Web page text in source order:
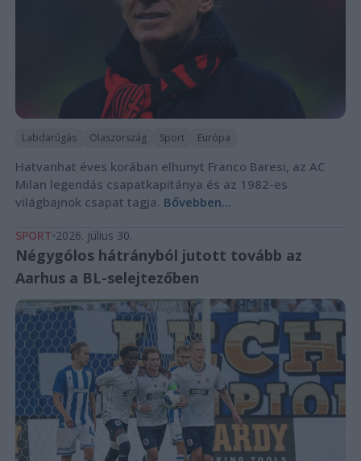
Labdarúgás Olaszország Sport Európa
Hatvanhat éves korában elhunyt Franco Baresi, az AC
Milan legendás csapatkapitánya és az 1982-es
világbajnok csapat tagja. Bővebben...
SPORT 2026. július 30.
Négygólos hátrányból jutott tovább az
Aarhus a BL-selejtezőben